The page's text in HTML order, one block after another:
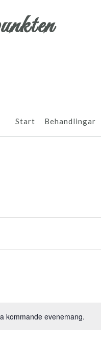
Start Behandlingar
kommande evenemang.